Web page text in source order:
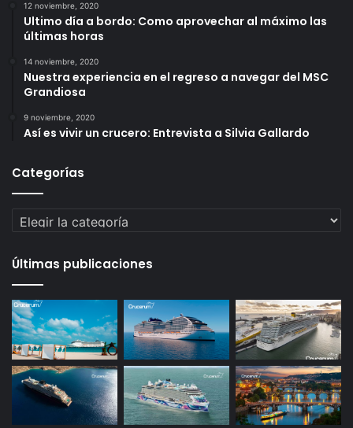
12 noviembre, 2020
Ultimo día a bordo: Como aprovechar al máximo las
últimas horas
14 noviembre, 2020
Nuestra experiencia en el regreso a navegar del MSC
Grandiosa
9 noviembre, 2020
Así es vivir un crucero: Entrevista a Silvia Gallardo
Categorías
Categorías
Últimas publicaciones